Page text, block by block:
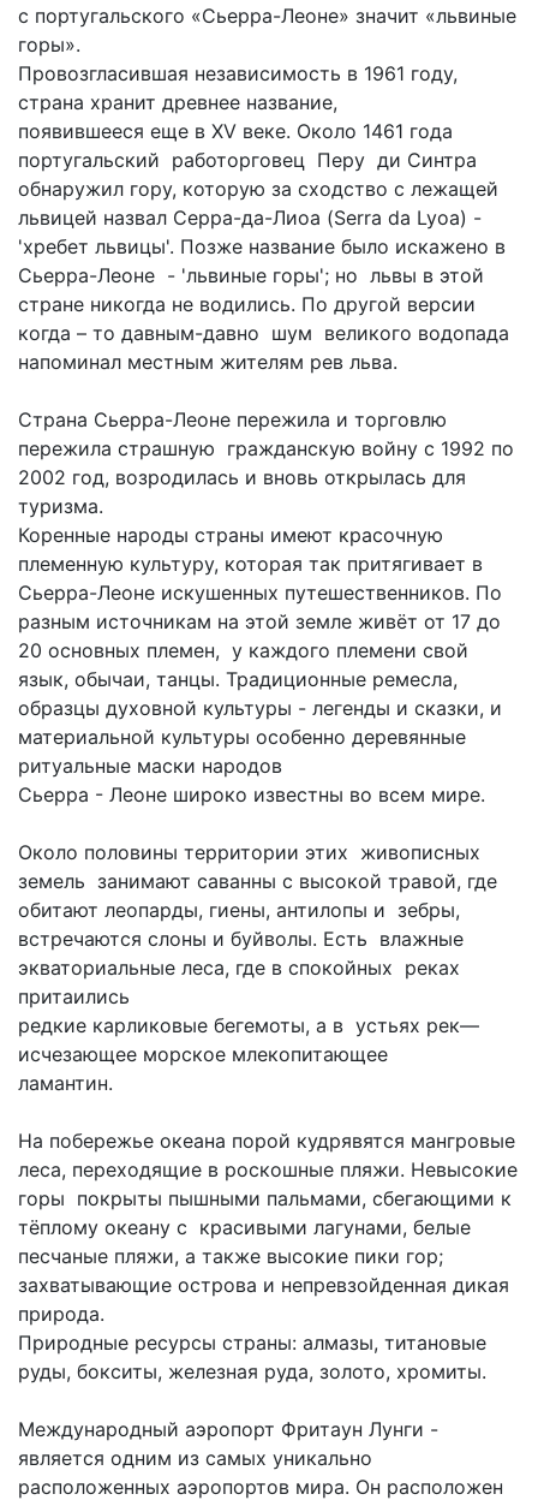
с португальского «Сьерра-Леоне» значит «львиные
горы».
Провозгласившая независимость в 1961 году,
страна хранит древнее название,
появившееся еще в XV веке. Около 1461 года
португальский работорговец Перу ди Синтра
обнаружил гору, которую за сходство с лежащей
львицей назвал Серра-да-Лиоа (Serra da Lyoa) -
'хребет львицы'. Позже название было искажено в
Сьерра-Леоне - 'львиные горы'; но львы в этой
стране никогда не водились. По другой версии
когда – то давным-давно шум великого водопада
напоминал местным жителям рев льва.
Страна Сьерра-Леоне пережила и торговлю
пережила страшную гражданскую войну с 1992 по
2002 год, возродилась и вновь открылась для
туризма.
Коренные народы страны имеют красочную
племенную культуру, которая так притягивает в
Сьерра-Леоне искушенных путешественников. По
разным источникам на этой земле живёт от 17 до
20 основных племен, у каждого племени свой
язык, обычаи, танцы. Традиционные ремесла,
образцы духовной культуры - легенды и сказки, и
материальной культуры особенно деревянные
ритуальные маски народов
Сьерра - Леоне широко известны во всем мире.
Около половины территории этих живописных
земель занимают саванны с высокой травой, где
обитают леопарды, гиены, антилопы и зебры,
встречаются слоны и буйволы. Есть влажные
экваториальные леса, где в спокойных реках
притаились
редкие карликовые бегемоты, а в устьях рек—
исчезающее морское млекопитающее
ламантин.
На побережье океана порой кудрявятся мангровые
леса, переходящие в роскошные пляжи. Невысокие
горы покрыты пышными пальмами, сбегающими к
тёплому океану с красивыми лагунами, белые
песчаные пляжи, а также высокие пики гор;
захватывающие острова и непревзойденная дикая
природа.
Природные ресурсы страны: алмазы, титановые
руды, бокситы, железная руда, золото, хромиты.
Международный аэропорт Фритаун Лунги -
является одним из самых уникально
расположенных аэропортов мира. Он расположен